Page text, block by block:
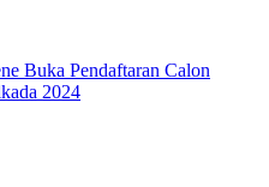
Buka Pendaftaran Calon
2024